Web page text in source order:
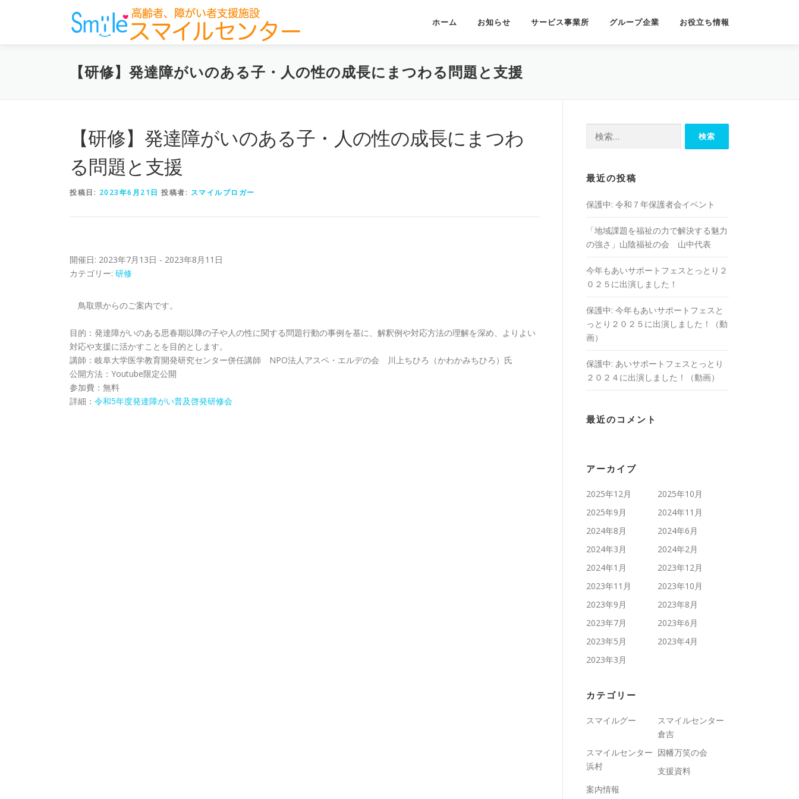
ン
ホーム お知らせ サービス事業所 グループ企業 お役立ち情報
【研修】発達障がいのある子・人の性の成長にまつわる問題と支援
【研修】発達障がいのある子・人の性の成長にまつわ
る問題と支援
投稿日: 2023年6月21日 投稿者: スマイルブロガー
開催日: 2023年7月13日 - 2023年8月11日
カテゴリー: 研修
鳥取県からのご案内です。
目的：発達障がいのある思春期以降の子や人の性に関する問題行動の事例を基に、解釈例や対応方法の理解を深め、よりよい
対応や支援に活かすことを目的とします。
講師：岐阜大学医学教育開発研究センター併任講師 NPO法人アスペ・エルデの会 川上ちひろ（かわかみちひろ）氏
公開方法：Youtube限定公開
参加費：無料
詳細： 令和5年度発達障がい普及啓発研修会
最近の投稿
保護中: 令和７年保護者会イベント
「地域課題を福祉の⼒で解決する魅⼒
の強さ」山陰福祉の会 山中代表
今年もあいサポートフェスとっとり２
０２５に出演しました！
保護中: 今年もあいサポートフェスと
っとり２０２５に出演しました！（動
画）
保護中: あいサポートフェスとっとり
２０２４に出演しました！（動画）
最近のコメント
アーカイブ
2025年12月
2025年10月
2025年9月
2024年11月
2024年8月
2024年6月
2024年3月
2024年2月
2024年1月
2023年12月
2023年11月
2023年10月
2023年9月
2023年8月
2023年7月
2023年6月
2023年5月
2023年4月
2023年3月
カテゴリー
スマイルグー
スマイルセンター
倉吉
スマイルセンター
浜村
因幡万笑の会
支援資料
案内情報